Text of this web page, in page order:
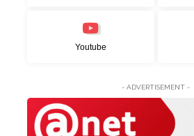
Youtube
- ADVERTISEMENT -